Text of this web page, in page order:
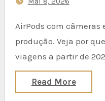
Atenção
AirPods com câmeras e IA da Apple estão perto da
produção. Veja por
viagens a partir de
Read More